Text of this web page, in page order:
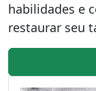
habilidades e
restaurar seu